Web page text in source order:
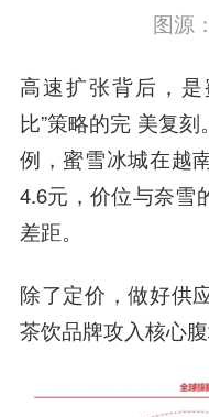
图源
高速扩张背后，
比”策略的完 美复
例，蜜雪冰城在越
4.6元，价位与奈雪
差距。
除了定价，做好供
茶饮品牌攻入核心腹